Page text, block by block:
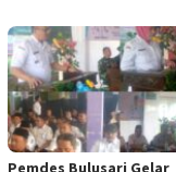
Pemdes Bulusari Gelar